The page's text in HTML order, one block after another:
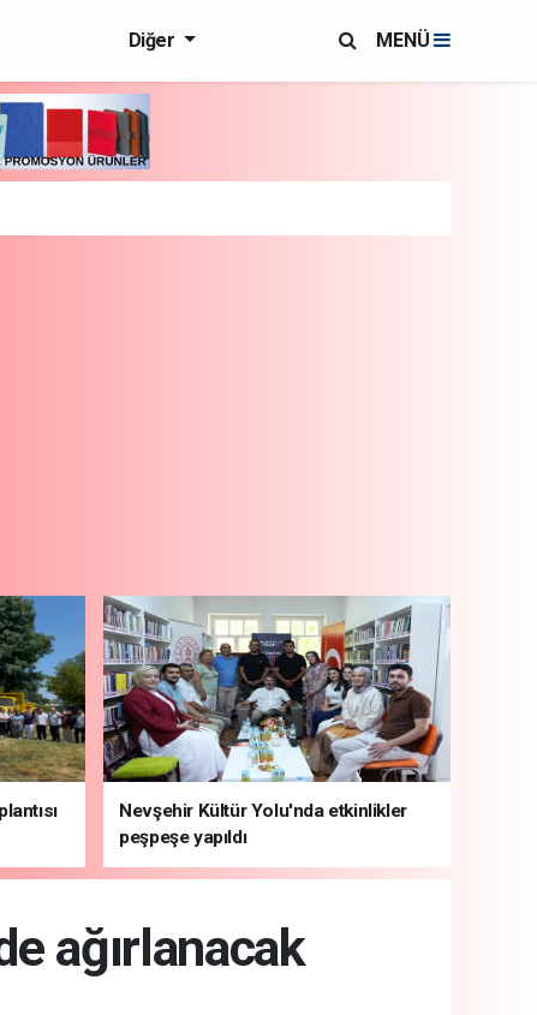
Diğer MENÜ
Nevşehir Kültür Yolu'nda etkinlikler
peşpeşe yapıldı
ağırlanacak